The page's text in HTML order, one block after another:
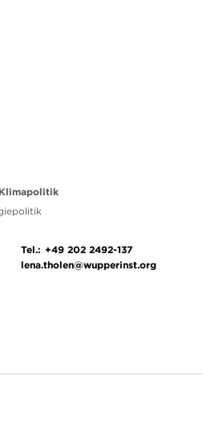
Tel.: +49 202 2492-137
lena.tholen@wupperinst.org